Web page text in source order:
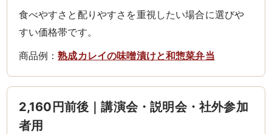
な
ぎ
と
和
食》
食べやすさと配りやすさを重視したい場合に選びや
すい価格帯です。
商品例：熟成カレイの味噌漬けと和惣菜弁当
2,160円前後｜講演会・説明会・社外参加
者用